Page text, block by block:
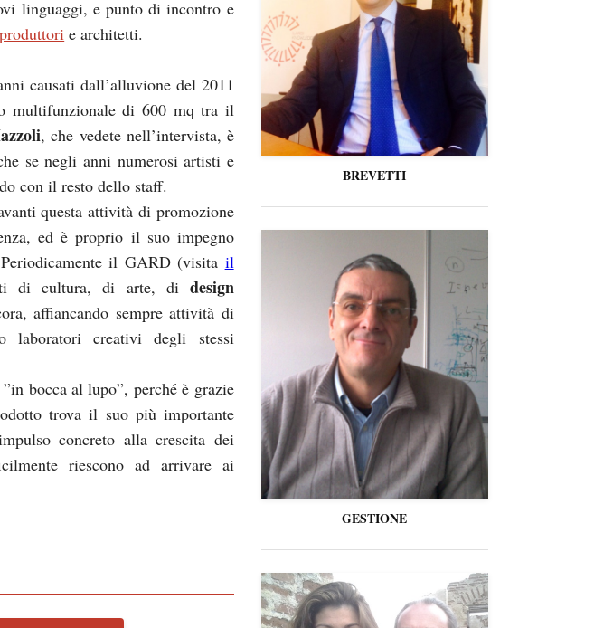
linguaggi, e punto di incontro e
e architetti.
causati dall’alluvione del 2011
multifunzionale di 600 mq tra il
, che vedete nell’intervista, è
se negli anni numerosi artisti e
con il resto dello staff.
questa attività di promozione
ed è proprio il suo impegno
il GARD (visita il
di cultura, di arte, di design
affiancando sempre attività di
laboratori creativi degli stessi
bocca al lupo”, perché è grazie
trova il suo più importante
concreto alla crescita dei
riescono ad arrivare ai
BREVETTI
GESTIONE